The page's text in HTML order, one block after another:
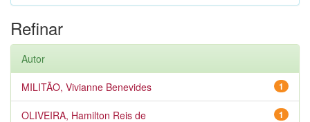
Refinar
Autor
1
MILITÃO, Vivianne Benevides
1
OLIVEIRA, Hamilton Reis de